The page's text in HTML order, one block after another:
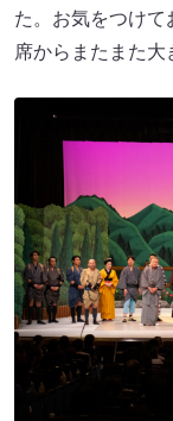
た。お気をつけて
席からまたまた大